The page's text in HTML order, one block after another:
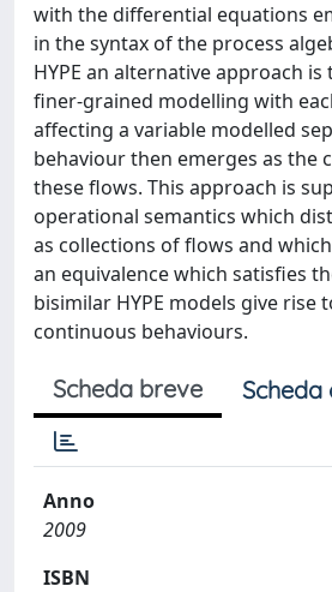
with the differential equations
in the syntax of the process
HYPE an alternative approach
finer-grained modelling with
affecting a variable modelled
behaviour then emerges as the
these flows. This approach is
operational semantics which
as collections of flows and
an equivalence which satisfies
bisimilar HYPE models give rise
continuous behaviours.
Scheda breve
Anno
2009
ISBN